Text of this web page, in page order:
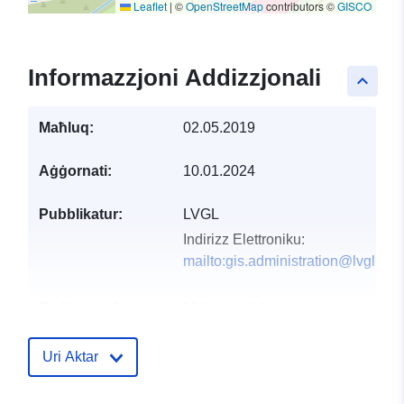
Leaflet | ©OpenStreetMapcontributors ©GISCO
keyboard_arrow_up
Informazzjoni Addizzjonali
Maħluq: 02.05.2019
Aġġornati: 10.01.2024
Pubblikatur:
LVGL
Indirizz Elettroniku:
Uri Aktar